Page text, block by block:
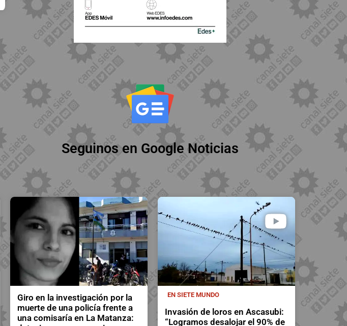
Seguinos en Google Noticias
Giro en la investigación por la
muerte de una policía frente a
una comisaría en La Matanza:
EN SIETE MUNDO
Invasión de loros en Ascasubi:
“Logramos desalojar el 90% de